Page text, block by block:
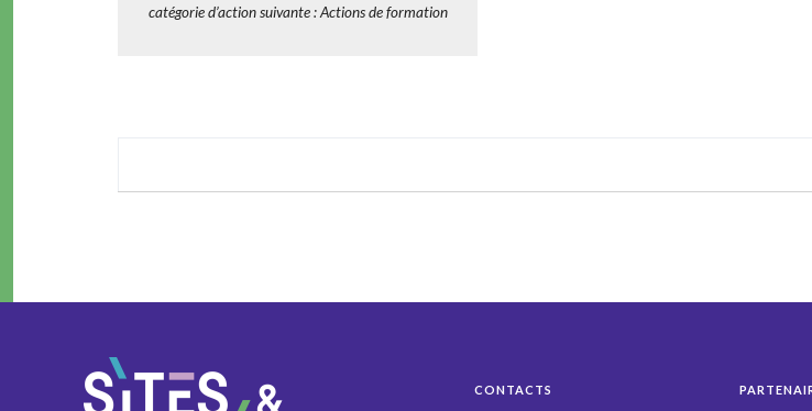
catégorie d’action suivante : Actions de formation
CONTACTS